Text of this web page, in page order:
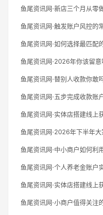
鱼尾资讯网·新店三个月从零
鱼尾资讯网·触发账户风控的
鱼尾资讯网·如何选择最匹配
鱼尾资讯网·2026年你该留
鱼尾资讯网·替别人收款你敢
鱼尾资讯网·五步完成收款账
鱼尾资讯网·实体店搭建线上
鱼尾资讯网·2026年下半年
鱼尾资讯网·中小商户如何利
鱼尾资讯网·个人养老金账户
鱼尾资讯网·实体店搭建线上
鱼尾资讯网·小商户值得关注